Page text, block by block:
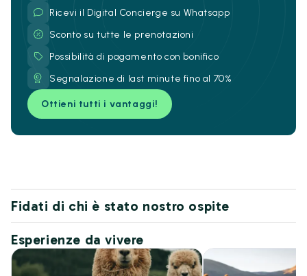
Ricevi il Digital Concierge su Whatsapp
Sconto su tutte le prenotazioni
Possibilità di pagamento con bonifico
Segnalazione di last minute fino al 70%
Ottieni tutti i vantaggi!
Fidati di chi è stato nostro ospite
Esperienze da vivere